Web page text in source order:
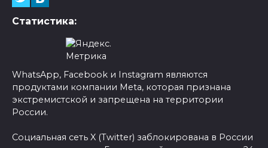
Статистика:
WhatsApp, Facebook и Instagram являются
продуктами компании Meta, которая признана
экстремистской и запрещена на территории
России.
Социальная сеть X (Twitter) заблокирована в России